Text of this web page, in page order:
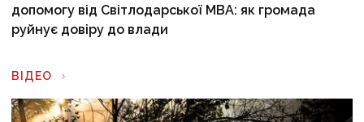
допомогу від Світлодарської МВА: як громада
руйнує довіру до влади
ВІДЕО